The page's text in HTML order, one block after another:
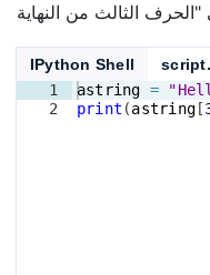
IPython Shell
1
2
astring =
print (astring [